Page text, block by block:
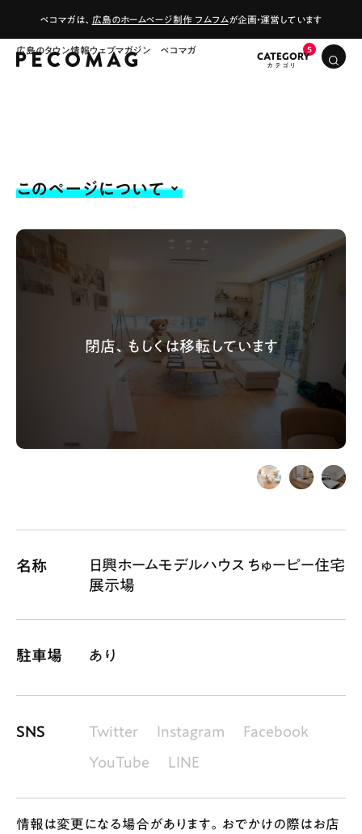
ペコマガは、 広島のホームページ制作 フムフムが企画・運営しています
広島のタウン情報ウェブマガジン ペコマガ
CATEGORY
# ファミリーにおすすめ
# 女子旅におすすめ
# 宮島
Special Life
Gourmet News
運営会社
プライバシーポリシー インフォマティブデータポリシー
このページについて
名称
日興ホームモデルハウス ちゅーピー住宅
展示場
駐車場 あり
SNS Twitter Instagram
Facebook
YouTube
LINE
情報は変更になる場合があります。おでかけの際はお店